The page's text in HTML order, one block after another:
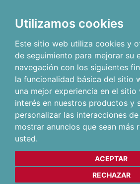
Utilizamos cookies
Este sitio web utiliza cookies y
de seguimiento para mejorar su
navegación con los siguientes
la funcionalidad básica del sitio
una mejor experiencia en el sitio
interés en nuestros productos y
personalizar las interacciones
mostrar anuncios que sean más
usted.
ACEPTAR
RECHAZAR